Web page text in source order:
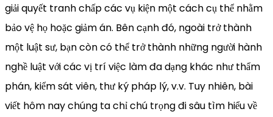
giải quyết tranh chấp các vụ kiện một cách cụ thể nhằm
bảo vệ họ hoặc giảm án. Bên cạnh đó, ngoài trở thành
một luật sư, bạn còn có thể trở thành những người hành
nghề luật với các vị trí việc làm đa dạng khác như thẩm
phán, kiểm sát viên, thư ký pháp lý, v.v. Tuy nhiên, bài
viết hôm nay chúng ta chỉ chú trọng đi sâu tìm hiểu về